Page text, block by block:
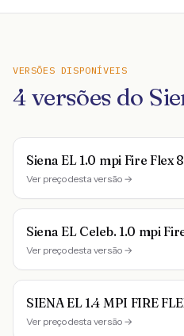
VERSÕES DISPONÍVEIS
4versões do
Siena EL 1.0 mpi Fire Flex
Ver preço desta versão →
Siena EL Celeb. 1.0 mpi
Ver preço desta versão →
SIENA EL 1.4 MPI FIRE
Ver preço desta versão →